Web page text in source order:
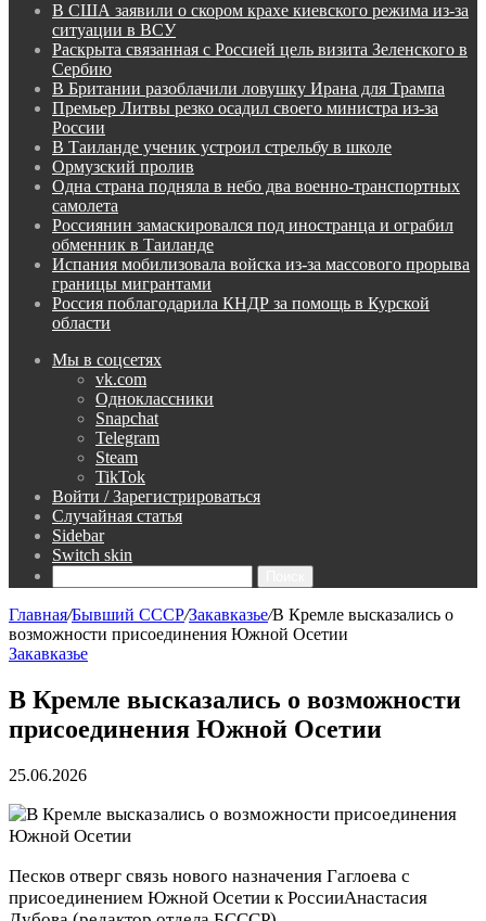
В США заявили о скором крахе киевского режима из-за
ситуации в ВСУ
Раскрыта связанная с Россией цель визита Зеленского в
Сербию
В Британии разоблачили ловушку Ирана для Трампа
Премьер Литвы резко осадил своего министра из-за
России
В Таиланде ученик устроил стрельбу в школе
Ормузский пролив
Одна страна подняла в небо два военно-транспортных
самолета
Россиянин замаскировался под иностранца и ограбил
обменник в Таиланде
Испания мобилизовала войска из-за массового прорыва
границы мигрантами
Россия поблагодарила КНДР за помощь в Курской
области
Мы в соцсетях
vk.com
Одноклассники
Snapchat
Telegram
Steam
TikTok
Войти / Зарегистрироваться
Случайная статья
Sidebar
Switch skin
Главная/Бывший СССР/Закавказье/В Кремле высказались о
возможности присоединения Южной Осетии
Закавказье
В Кремле высказались о возможности
присоединения Южной Осетии
25.06.2026
Песков отверг связь нового назначения Гаглоева с
присоединением Южной Осетии к РоссииАнастасия